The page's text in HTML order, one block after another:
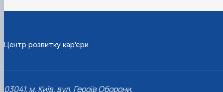
Центр розвитку кар'єри
03041, м. Київ, вул. Героїв Оборони,